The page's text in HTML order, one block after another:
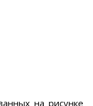
на рисунке